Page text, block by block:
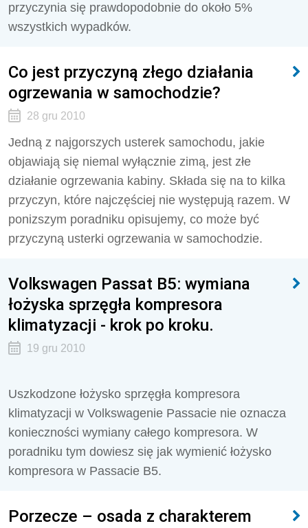
przyczynia się prawdopodobnie do około 5%
wszystkich wypadków.
Co jest przyczyną złego działania
ogrzewania w samochodzie?
28 gru 2010
Jedną z najgorszych usterek samochodu, jakie
objawiają się niemal wyłącznie zimą, jest złe
działanie ogrzewania kabiny. Składa się na to kilka
przyczyn, które najczęściej nie występują razem. W
ponizszym poradniku opisujemy, co może być
przyczyną usterki ogrzewania w samochodzie.
Volkswagen Passat B5: wymiana
łożyska sprzęgła kompresora
klimatyzacji - krok po kroku.
19 gru 2010
Uszkodzone łożysko sprzęgła kompresora
klimatyzacji w Volkswagenie Passacie nie oznacza
konieczności wymiany całego kompresora. W
poradniku tym dowiesz się jak wymienić łożysko
kompresora w Passacie B5.
Porzecze – osada z charakterem